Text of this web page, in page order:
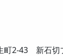
町2-43 新石切